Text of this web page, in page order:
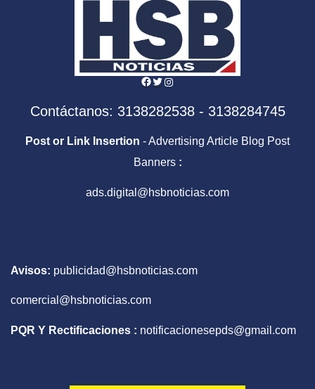
Facebook
Twitter
Instagram
Contáctanos: 3138282538 - 3138284745
Post or Link Insertion - Advertising Article Blog Post
Banners :
ads.digital@hsbnoticias.com
Avisos: publicidad@hsbnoticias.com
comercial@hsbnoticias.com
PQR Y Rectificaciones : notificacionesepds@gmail.com